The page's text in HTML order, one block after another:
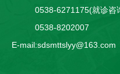
0538-6271175(就诊咨询
0538-8202007
E-mail:sdsmttslyy@163.com